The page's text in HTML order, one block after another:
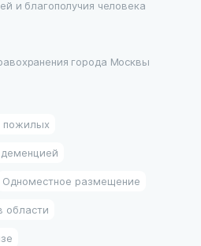
и благополучия человека
города Москвы
пожилых
Одноместное размещение
области